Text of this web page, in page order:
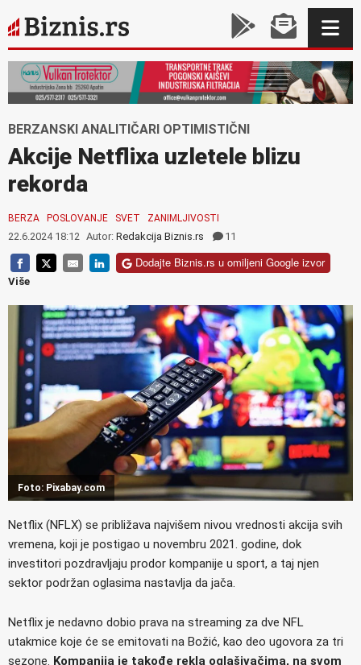
BERZANSKI ANALITIČARI OPTIMISTIČNI
Akcije Netflixa uzletele blizu
rekorda
BERZA POSLOVANJE SVET ZANIMLJIVOSTI
22.6.2024 18:12 Autor: Redakcija Biznis.rs 11
Dodajte Biznis.rs u omiljeni Google izvor
Više
Foto: Pixabay.com
Netflix (NFLX) se približava najvišem nivou vrednosti akcija svih
vremena, koji je postigao u novembru 2021. godine, dok
investitori pozdravljaju prodor kompanije u sport, a taj njen
sektor podržan oglasima nastavlja da jača.
Netflix je nedavno dobio prava na streaming za dve NFL
utakmice koje će se emitovati na Božić, kao deo ugovora za tri
sezone. Kompanija je takođe rekla oglašivačima, na svom